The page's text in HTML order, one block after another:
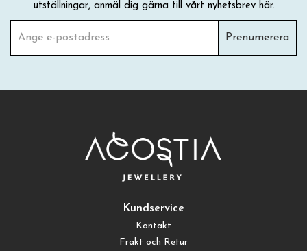
utställningar, anmäl dig gärna till vårt nyhetsbrev här.
Prenumerera
Kundservice
Kontakt
Frakt och Retur